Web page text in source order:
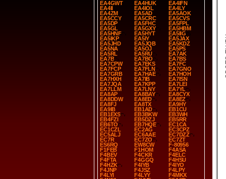
EA4GWT
EA4HUK
EA4IFN
EA4II
EA4IOL
EA4LY
EA4ZM
EA5AD
EA5AOK
EA5CCY
EA5CRC
EA5CVS
EA5DP
EA5FHC
EA5FPL
EA5GL
EA5GXY
EA5HBM
EA5HNF
EA5HYT
EA5IIG
EA5IKP
EA5IY
EA5JAX
EA5JHD
EA5JQB
EA5KDZ
EA5NA
EA5OJ
EA5PS
EA5RL
EA5RU
EA7AK
EA7B
EA7BO
EA7BS
EA7CPW
EA7EKS
EA7FC
EA7FCP
EA7FLN
EA7GNO
EA7GRB
EA7HAE
EA7HOH
EA7HXH
EA7IB
EA7ISN
EA7JQA
EA7KPP
EA7LEI
EA7LLM
EA7LNY
EA7YL
EA8AP
EA8BAY
EA8CYX
EA8DDW
EA8ED
EA8EZ
EA8FJ
EA8TX
EA9HY
EA9IB
EB1AD
EB1CU
EB1EXS
EB3BKW
EB3WH
EB4FZI
EB5DZJ
EB5RR
EB6TO
EB7HQE
EC1CA
EC1CZL
EC2AG
EC3CPZ
EC5ALJ
EC6AAE
EC7DZZ
EC7R
EC7ZO
EC7ZT
ES6RQ
EW8CW
F-80956
F1FEB
F1HOM
F4ASA
F4BEV
F4CKR
F4ELC
F4FTA
F4GGQ
F4HSU
F4HZK
F4IYB
F4IYO
F4JNP
F4JSZ
F4LPY
F4LYI
F4LYY
F4MKX